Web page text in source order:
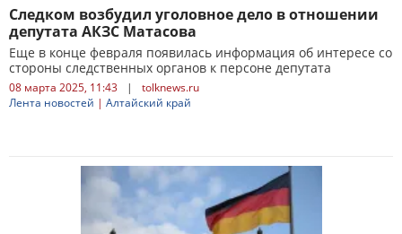
Следком возбудил уголовное дело в отношении
депутата АКЗС Матасова
Еще в конце февраля появилась информация об интересе со
стороны следственных органов к персоне депутата
08 марта 2025, 11:43 |
tolknews.ru
Лента новостей | Алтайский край